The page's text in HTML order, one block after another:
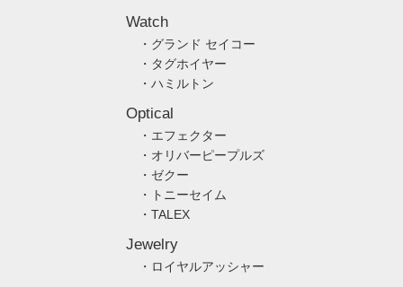
Watch
・グランド セイコー
・タグホイヤー
・ハミルトン
Optical
・エフェクター
・オリバーピープルズ
・ゼクー
・トニーセイム
・TALEX
Jewelry
・ロイヤルアッシャー